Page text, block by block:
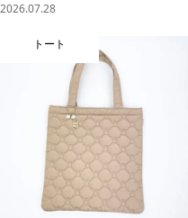
2026.07.28
トート